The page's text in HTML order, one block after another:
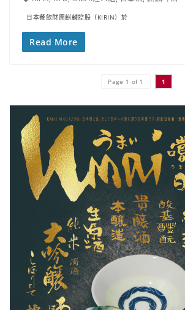
日本餐飲財團麒麟控股（KIRIN）於
Read More
Page 1 of 1 1